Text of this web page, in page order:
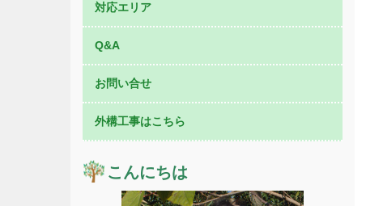
対応エリア
Q&A
お問い合せ
外構工事はこちら
こんにちは